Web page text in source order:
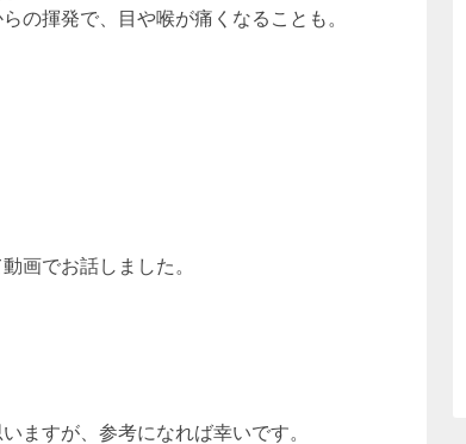
ー:の揮発で、目や喉が痛くなることも。
画でお話しました。
ますが、参考になれば幸いです。